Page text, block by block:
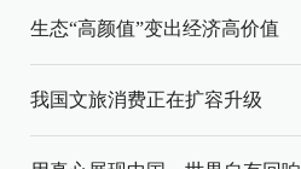
生态“高颜值”变出经济高价值
我国文旅消费正在扩容升级